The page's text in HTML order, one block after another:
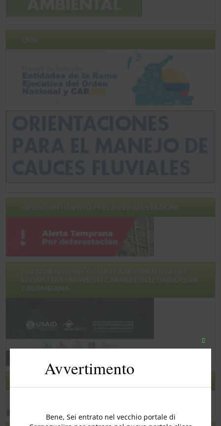
CNSC
AVVISO ANTICIPATO PER LA DEFORESTAZIONE
ECOSISTEMI CHIAVE DEI CARAIBI E DELL'ORINOQUIA
COLOMBIANA
Chiudi
Avvertimento
Bene, Sei entrato nel vecchio portale di